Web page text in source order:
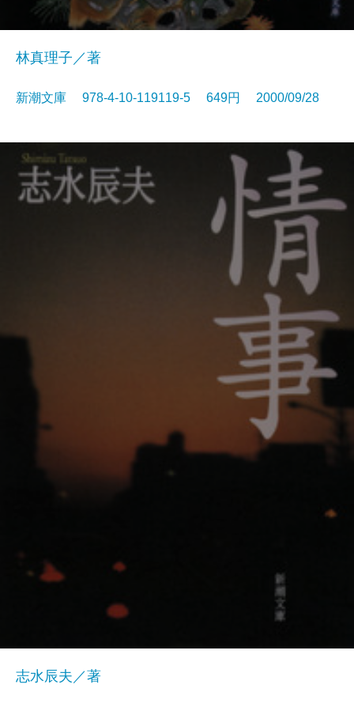
林真理子／著
新潮文庫 978-4-10-119119-5 649円 2000/09/28
志水辰夫／著